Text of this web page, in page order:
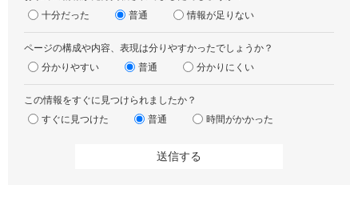
十分だった
普通 情報が足りない
ページの構成や内容、表現は分りやすかったでしょうか？
分かりやすい
普通 分かりにくい
この情報をすぐに見つけられましたか？
すぐに見つけた
普通 時間がかかった